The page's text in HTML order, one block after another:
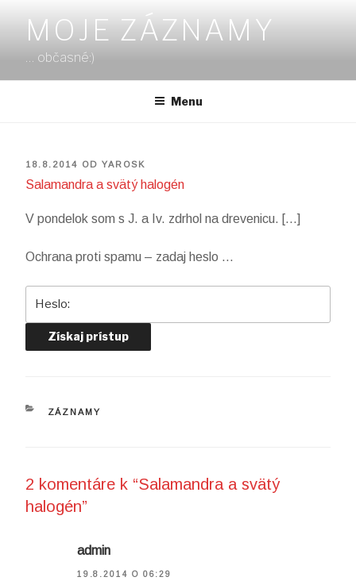
MOJE ZÁZNAMY
… občasné:)
Menu
PUBLIKOVANÉ
18.8.2014 OD YAROSK
Salamandra a svätý halogén
V pondelok som s J. a Iv. zdrhol na drevenicu. […]
Ochrana proti spamu – zadaj heslo …
KATEGÓRIE
ZÁZNAMY
2 komentáre k “Salamandra a svätý
halogén”
admin
19.8.2014 O 06:29